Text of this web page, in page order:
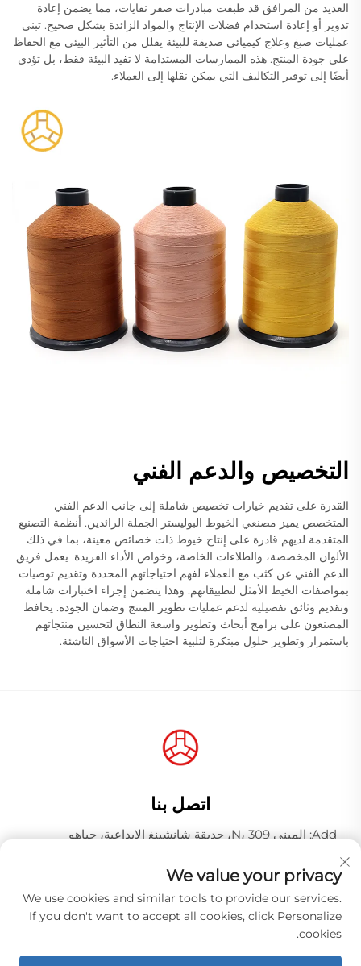
العديد من المرافق قد طبقت مبادرات صفر نفايات، مما يضمن إعادة
تدوير أو إعادة استخدام فضلات الإنتاج والمواد الزائدة بشكل صحيح. تبني
عمليات صبغ وعلاج كيميائي صديقة للبيئة يقلل من التأثير البيئي مع الحفاظ
على جودة المنتج. هذه الممارسات المستدامة لا تفيد البيئة فقط، بل تؤدي
أيضًا إلى توفير التكاليف التي يمكن نقلها إلى العملاء.
التخصيص والدعم الفني
القدرة على تقديم خيارات تخصيص شاملة إلى جانب الدعم الفني
المتخصص يميز مصنعي الخيوط البوليستر الجملة الرائدين. أنظمة التصنيع
المتقدمة لديهم قادرة على إنتاج خيوط ذات خصائص معينة، بما في ذلك
الألوان المخصصة، والطلاءات الخاصة، وخواص الأداء الفريدة. يعمل فريق
الدعم الفني عن كثب مع العملاء لفهم احتياجاتهم المحددة وتقديم توصيات
بمواصفات الخيط الأمثل لتطبيقاتهم. وهذا يتضمن إجراء اختبارات شاملة
وتقديم وثائق تفصيلية لدعم عمليات تطوير المنتج وضمان الجودة. يحافظ
المصنعون على برامج أبحاث وتطوير واسعة النطاق لتحسين منتجاتهم
باستمرار وتطوير حلول مبتكرة لتلبية احتياجات الأسواق الناشئة.
اتصل بنا
Add: المبنى N، 309، حديقة شانشينغ الإبداعية، جياهو
الصين، الرمز البريدي 510000
هاتف:+86-18925123039
البريد الإلكتروني:[email protected]
We value your privacy
We use cookies and similar tools to provide our services.
If you don't want to accept all cookies, click Personalize
cookies.